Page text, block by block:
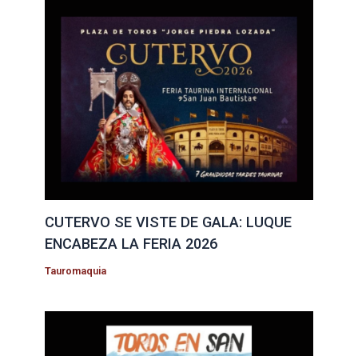
CUTERVO SE VISTE DE GALA: LUQUE
ENCABEZA LA FERIA 2026
Tauromaquia